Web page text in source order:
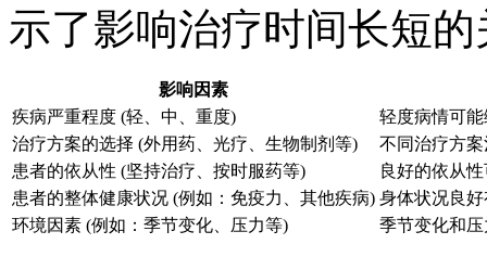
示了影响治疗时间长短
影响因素
疾病严重程度 (轻、中、重度)
轻度病情可
治疗方案的选择 (外用药、光疗、生物制剂等)
不同治疗方
患者的依从性 (坚持治疗、按时服药等)
良好的依从
患者的整体健康状况 (例如：免疫力、其他疾病) 身体状况良
环境因素 (例如：季节变化、压力等)
季节变化和